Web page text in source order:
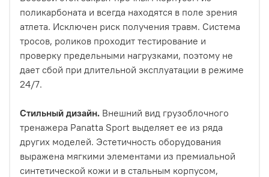
поликарбоната и всегда находятся в поле зрения
атлета. Исключен риск получения травм. Система
тросов, роликов проходит тестирование и
проверку предельными нагрузками, поэтому не
дает сбой при длительной эксплуатации в режиме
24/7.
Стильный дизайн. Внешний вид грузоблочного
тренажера Panatta Sport выделяет ее из ряда
других моделей. Эстетичность оборудования
выражена мягкими элементами из премиальной
синтетической кожи и в стальным корпусом,